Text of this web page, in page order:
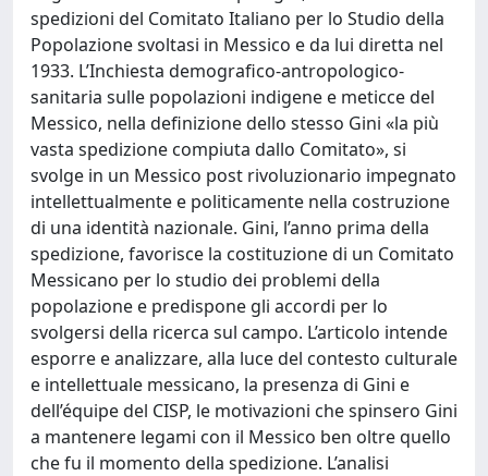
spedizioni del Comitato Italiano per lo Studio della
Popolazione svoltasi in Messico e da lui diretta nel
1933. L’Inchiesta demografico-antropologico-
sanitaria sulle popolazioni indigene e meticce del
Messico, nella definizione dello stesso Gini «la più
vasta spedizione compiuta dallo Comitato», si
svolge in un Messico post rivoluzionario impegnato
intellettualmente e politicamente nella costruzione
di una identità nazionale. Gini, l’anno prima della
spedizione, favorisce la costituzione di un Comitato
Messicano per lo studio dei problemi della
popolazione e predispone gli accordi per lo
svolgersi della ricerca sul campo. L’articolo intende
esporre e analizzare, alla luce del contesto culturale
e intellettuale messicano, la presenza di Gini e
dell’équipe del CISP, le motivazioni che spinsero Gini
a mantenere legami con il Messico ben oltre quello
che fu il momento della spedizione. L’analisi